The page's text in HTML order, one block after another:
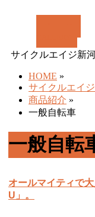
サイクルエイジ新
HOME »
サイクルエイ
商品紹介 »
一般自転車
一般自転
オールマイティで
U」。